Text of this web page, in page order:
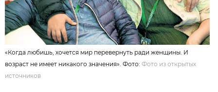
«Когда любишь, хочется мир перевернуть ради женщины. И
возраст не имеет никакого значения». Фото:Фото из открытых
источников